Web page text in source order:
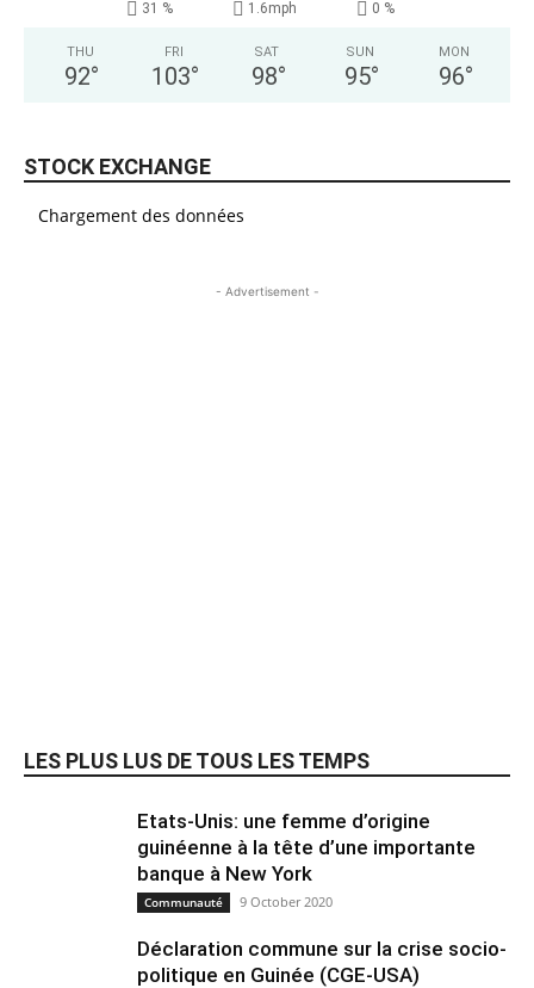
31 % 1.6mph 0 %
THU
92°
FRI
103°
SAT
98°
SUN
95°
MON
96°
STOCK EXCHANGE
Chargement des données
- Advertisement -
LES PLUS LUS DE TOUS LES TEMPS
Etats-Unis: une femme d’origine
guinéenne à la tête d’une importante
banque à New York
Communauté 9 October 2020
Déclaration commune sur la crise socio-
politique en Guinée (CGE-USA)